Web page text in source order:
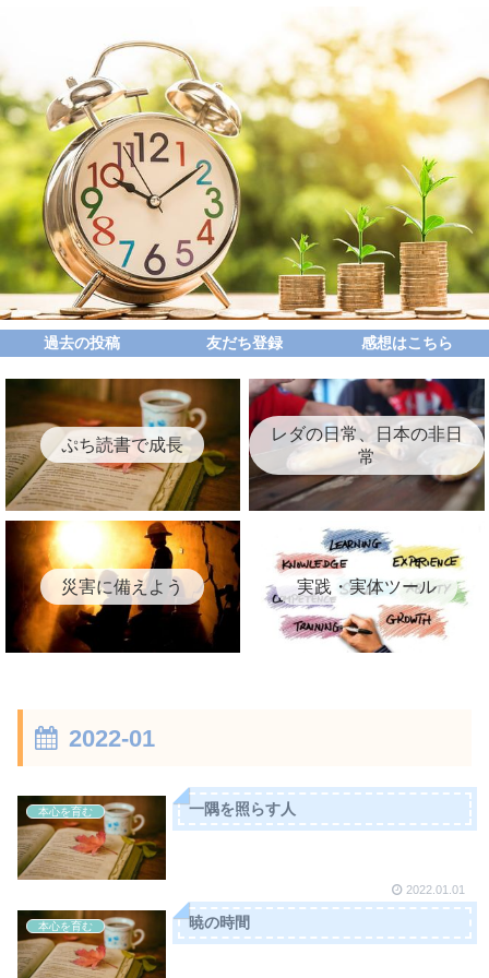
過去の投稿 友だち登録 感想はこちら
ぷち読書で成長
レダの日常、日本の非日
常
災害に備えよう 実践・実体ツール
2022-01
本心を育む 一隅を照らす人
2022.01.01
本心を育む 暁の時間